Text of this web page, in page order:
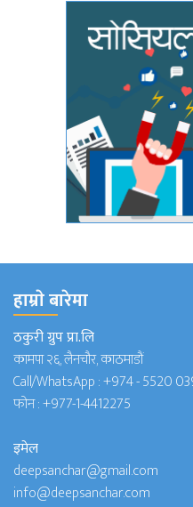
हाम्राे बारेमा
ठकुरी ग्रुप प्रा.लि
कामपा २६, लैनचौर, काठमाडौं
Call/WhatsApp :+974 - 5520
फोन :+977-1-4412275
इमेल
deepsanchar@gmail.com
info@deepsanchar.com